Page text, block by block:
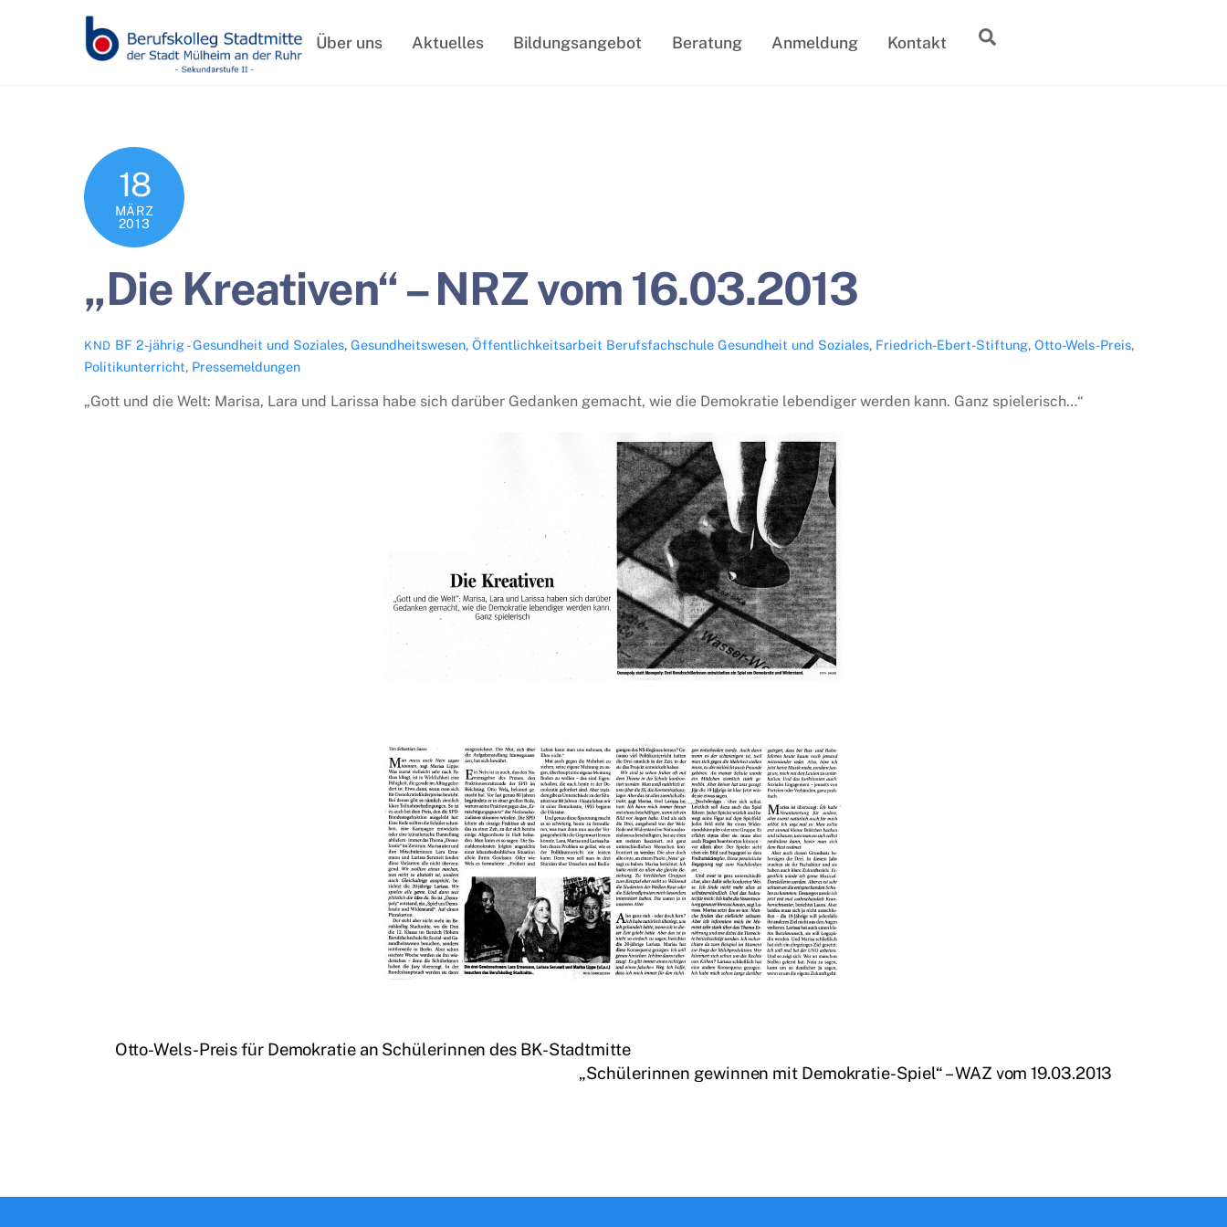
Über uns Aktuelles Bildungsangebot Beratung Anmeldung Kontakt
18
MÄRZ
2013
„Die Kreativen“ – NRZ vom 16.03.2013
KND BF 2-jährig - Gesundheit und Soziales, Gesundheitswesen, Öffentlichkeitsarbeit Berufsfachschule Gesundheit und Soziales, Friedrich-Ebert-Stiftung, Otto-Wels-Preis,
Politikunterricht, Pressemeldungen
„Gott und die Welt: Marisa, Lara und Larissa habe sich darüber Gedanken gemacht, wie die Demokratie lebendiger werden kann. Ganz spielerisch…“
Otto-Wels-Preis für Demokratie an Schülerinnen des BK-Stadtmitte
„Schülerinnen gewinnen mit Demokratie-Spiel“ – WAZ vom 19.03.2013